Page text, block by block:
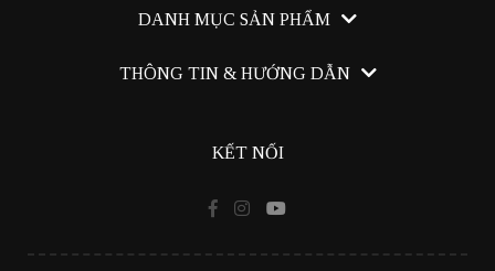
DANH MỤC SẢN PHẨM
Canmake Tokyo
THÔNG TIN & HƯỚNG DẪN
Chính sách bán hàng
Cách thức giao nhận
KẾT NỐI